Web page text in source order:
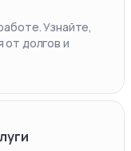
Узнайте,
долгов и